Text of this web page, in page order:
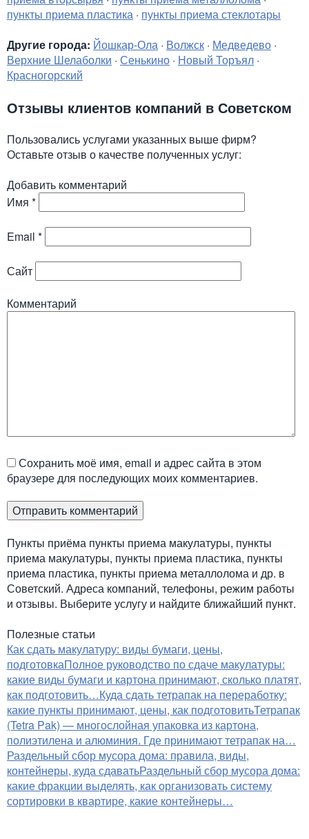
пункты приема пластика · пункты приема стеклотары
Другие города: Йошкар-Ола · Волжск · Медведево ·
Верхние Шелаболки · Сенькино · Новый Торъял ·
Красногорский
Отзывы клиентов компаний в Советском
Пользовались услугами указанных выше фирм?
Оставьте отзыв о качестве полученных услуг:
Добавить комментарий
Имя *
Email *
Сайт
Комментарий
Сохранить моё имя, email и адрес сайта в этом
браузере для последующих моих комментариев.
Пункты приёма пункты приема макулатуры, пункты
приема макулатуры, пункты приема пластика, пункты
приема пластика, пункты приема металлолома и др. в
Советский. Адреса компаний, телефоны, режим работы
и отзывы. Выберите услугу и найдите ближайший пункт.
Полезные статьи
Как сдать макулатуру: виды бумаги, цены,
подготовкаПолное руководство по сдаче макулатуры:
какие виды бумаги и картона принимают, сколько платят,
как подготовить…Куда сдать тетрапак на переработку:
какие пункты принимают, цены, как подготовитьТетрапак
(Tetra Pak) — многослойная упаковка из картона,
полиэтилена и алюминия. Где принимают тетрапак на…
Раздельный сбор мусора дома: правила, виды,
контейнеры, куда сдаватьРаздельный сбор мусора дома:
какие фракции выделять, как организовать систему
сортировки в квартире, какие контейнеры…